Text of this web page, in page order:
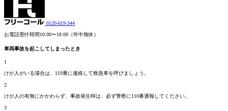
0120-619-344
お電話受付時間10:00〜18:00（年中無休）
車両事故を起こしてしまったとき
1
けが人がいる場合は、119番に連絡して救急車を呼びましょう。
2
けが人の有無にかかわらず、事故発生時は、必ず警察に110番通報してください。
3